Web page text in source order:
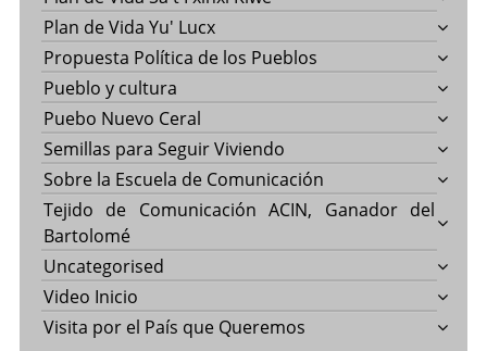
Plan de Vida Yu' Lucx
Propuesta Política de los Pueblos
Pueblo y cultura
Puebo Nuevo Ceral
Semillas para Seguir Viviendo
Sobre la Escuela de Comunicación
Tejido de Comunicación ACIN, Ganador del
Bartolomé
Uncategorised
Video Inicio
Visita por el País que Queremos